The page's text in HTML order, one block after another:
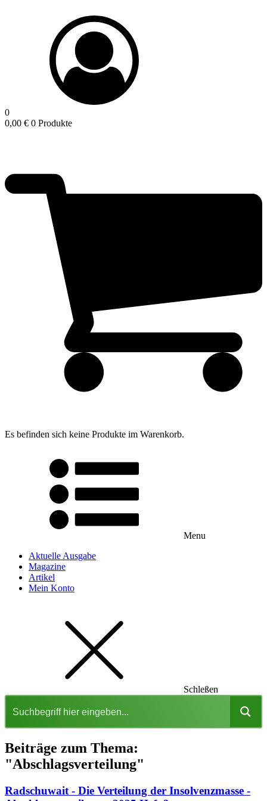
0
0,00 € 0 Produkte
Es befinden sich keine Produkte im Warenkorb.
Menu
Aktuelle Ausgabe
Magazine
Artikel
Mein Konto
Schleßen
Beiträge zum Thema:
"Abschlagsverteilung"
Radschuwait - Die Verteilung der Insolvenzmasse -